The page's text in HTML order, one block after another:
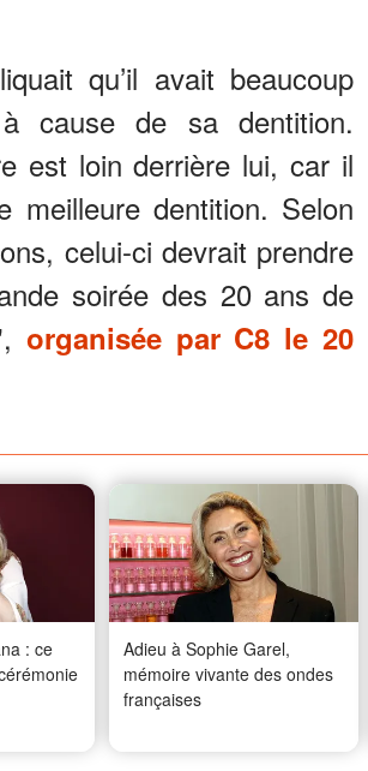
qu’il avait beaucoup
cause de sa dentition.
est loin derrière lui, car il
meilleure dentition. Selon
celui-ci devrait prendre
soirée des 20 ans de
organisée par C8 le 20
: ce
Adieu à Sophie Garel,
mémoire vivante des ondes
françaises